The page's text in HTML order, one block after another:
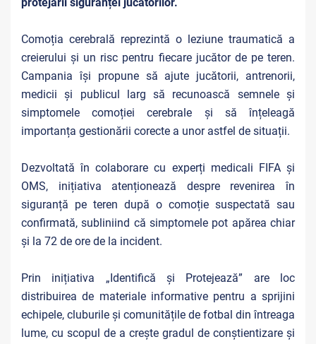
Comoția cerebrală reprezintă o leziune traumatică a
creierului și un risc pentru fiecare jucător de pe teren.
Campania își propune să ajute jucătorii, antrenorii,
medicii și publicul larg să recunoască semnele și
simptomele comoției cerebrale și să înțeleagă
importanța gestionării corecte a unor astfel de situații.
Dezvoltată în colaborare cu experți medicali FIFA și
OMS, inițiativa atenționează despre revenirea în
siguranță pe teren după o comoție suspectată sau
confirmată, subliniind că simptomele pot apărea chiar
și la 72 de ore de la incident.
Prin inițiativa „Identifică și Protejează” are loc
distribuirea de materiale informative pentru a sprijini
echipele, cluburile și comunitățile de fotbal din întreaga
lume, cu scopul de a crește gradul de conștientizare și